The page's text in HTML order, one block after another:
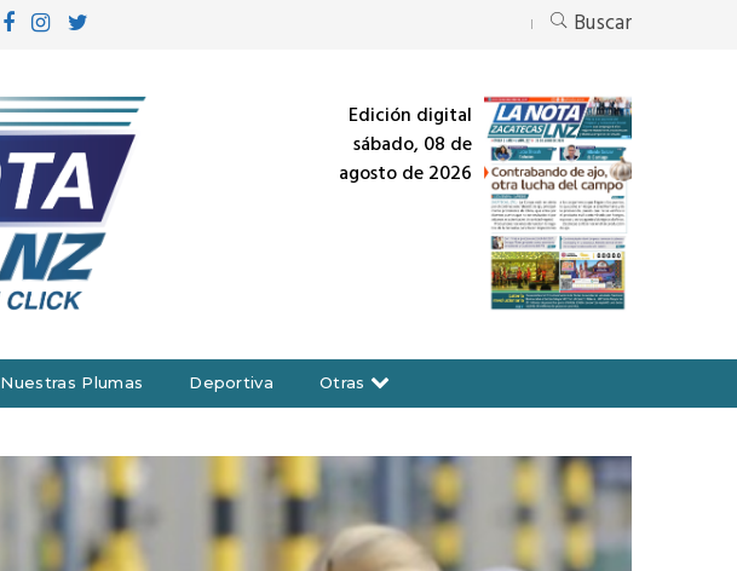
Buscar
Edición digital
sábado, 08 de
agosto de 2026
Nuestras Plumas Deportiva Otras